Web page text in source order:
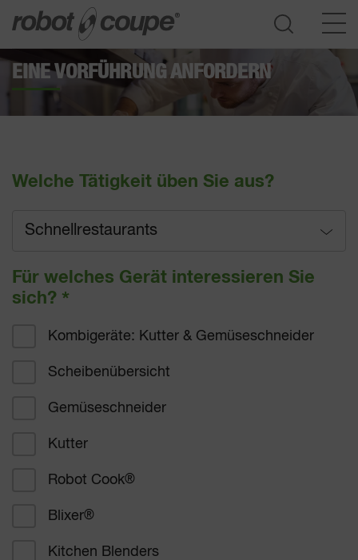
EINE VORFÜHRUNG ANFORDERN
Welche Tätigkeit üben Sie aus?
Schnellrestaurants
Restaurants
Gesundheitswesen
Bäckereien Konditoreien
Fleischer und Metzger
Für welches Gerät interessieren Sie
sich? *
Kombigeräte: Kutter & Gemüseschneider
Scheibenübersicht
Gemüseschneider
Kutter
Robot Cook®
Blixer®
Kitchen Blenders
Zur Auswahlhilfe